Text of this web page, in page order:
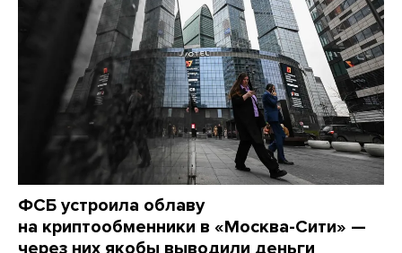
ФСБ устроила облаву
на криптообменники в «Москва-Сити» —
через них якобы выводили деньги